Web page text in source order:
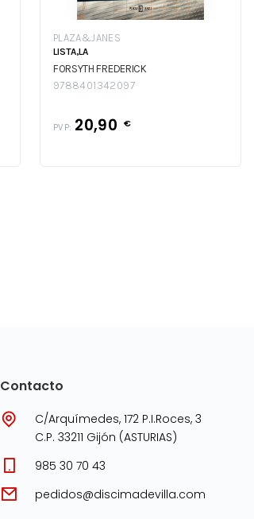
PLAZA&JANES
LISTA,LA
FORSYTH FREDERICK
9788401342097
PVP: 20,90 €
Contacto
C/Arquímedes, 172 P.I.Roces, 3
C.P. 33211 Gijón (ASTURIAS)
985 30 70 43
pedidos@discimadevilla.com